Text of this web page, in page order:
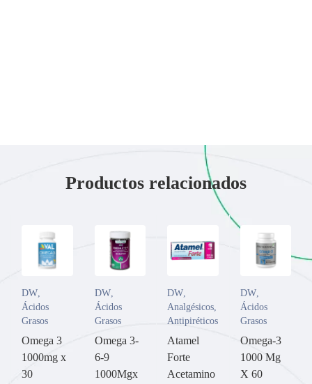
Productos relacionados
DW,
Ácidos
Grasos
Omega 3
1000mg x
30
DW,
Ácidos
Grasos
Omega 3-
6-9
1000Mgx
DW,
Analgésicos,
Antipiréticos
Atamel
Forte
Acetamino
DW,
Ácidos
Grasos
Omega-3
1000 Mg
X 60